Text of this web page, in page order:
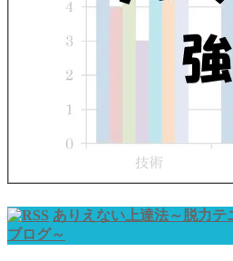
ありえない上達法～脱力
ブログ～